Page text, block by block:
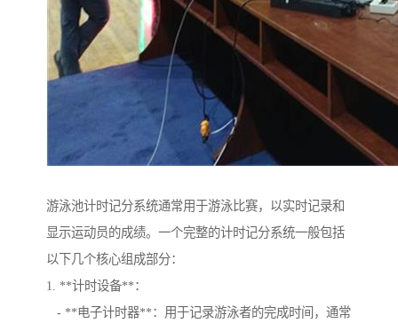
游泳池计时记分系统通常用于游泳比赛，以实时记录和
显示运动员的成绩。一个完整的计时记分系统一般包括
以下几个核心组成部分：
1. **计时设备**：
- **电子计时器**：用于记录游泳者的完成时间，通常